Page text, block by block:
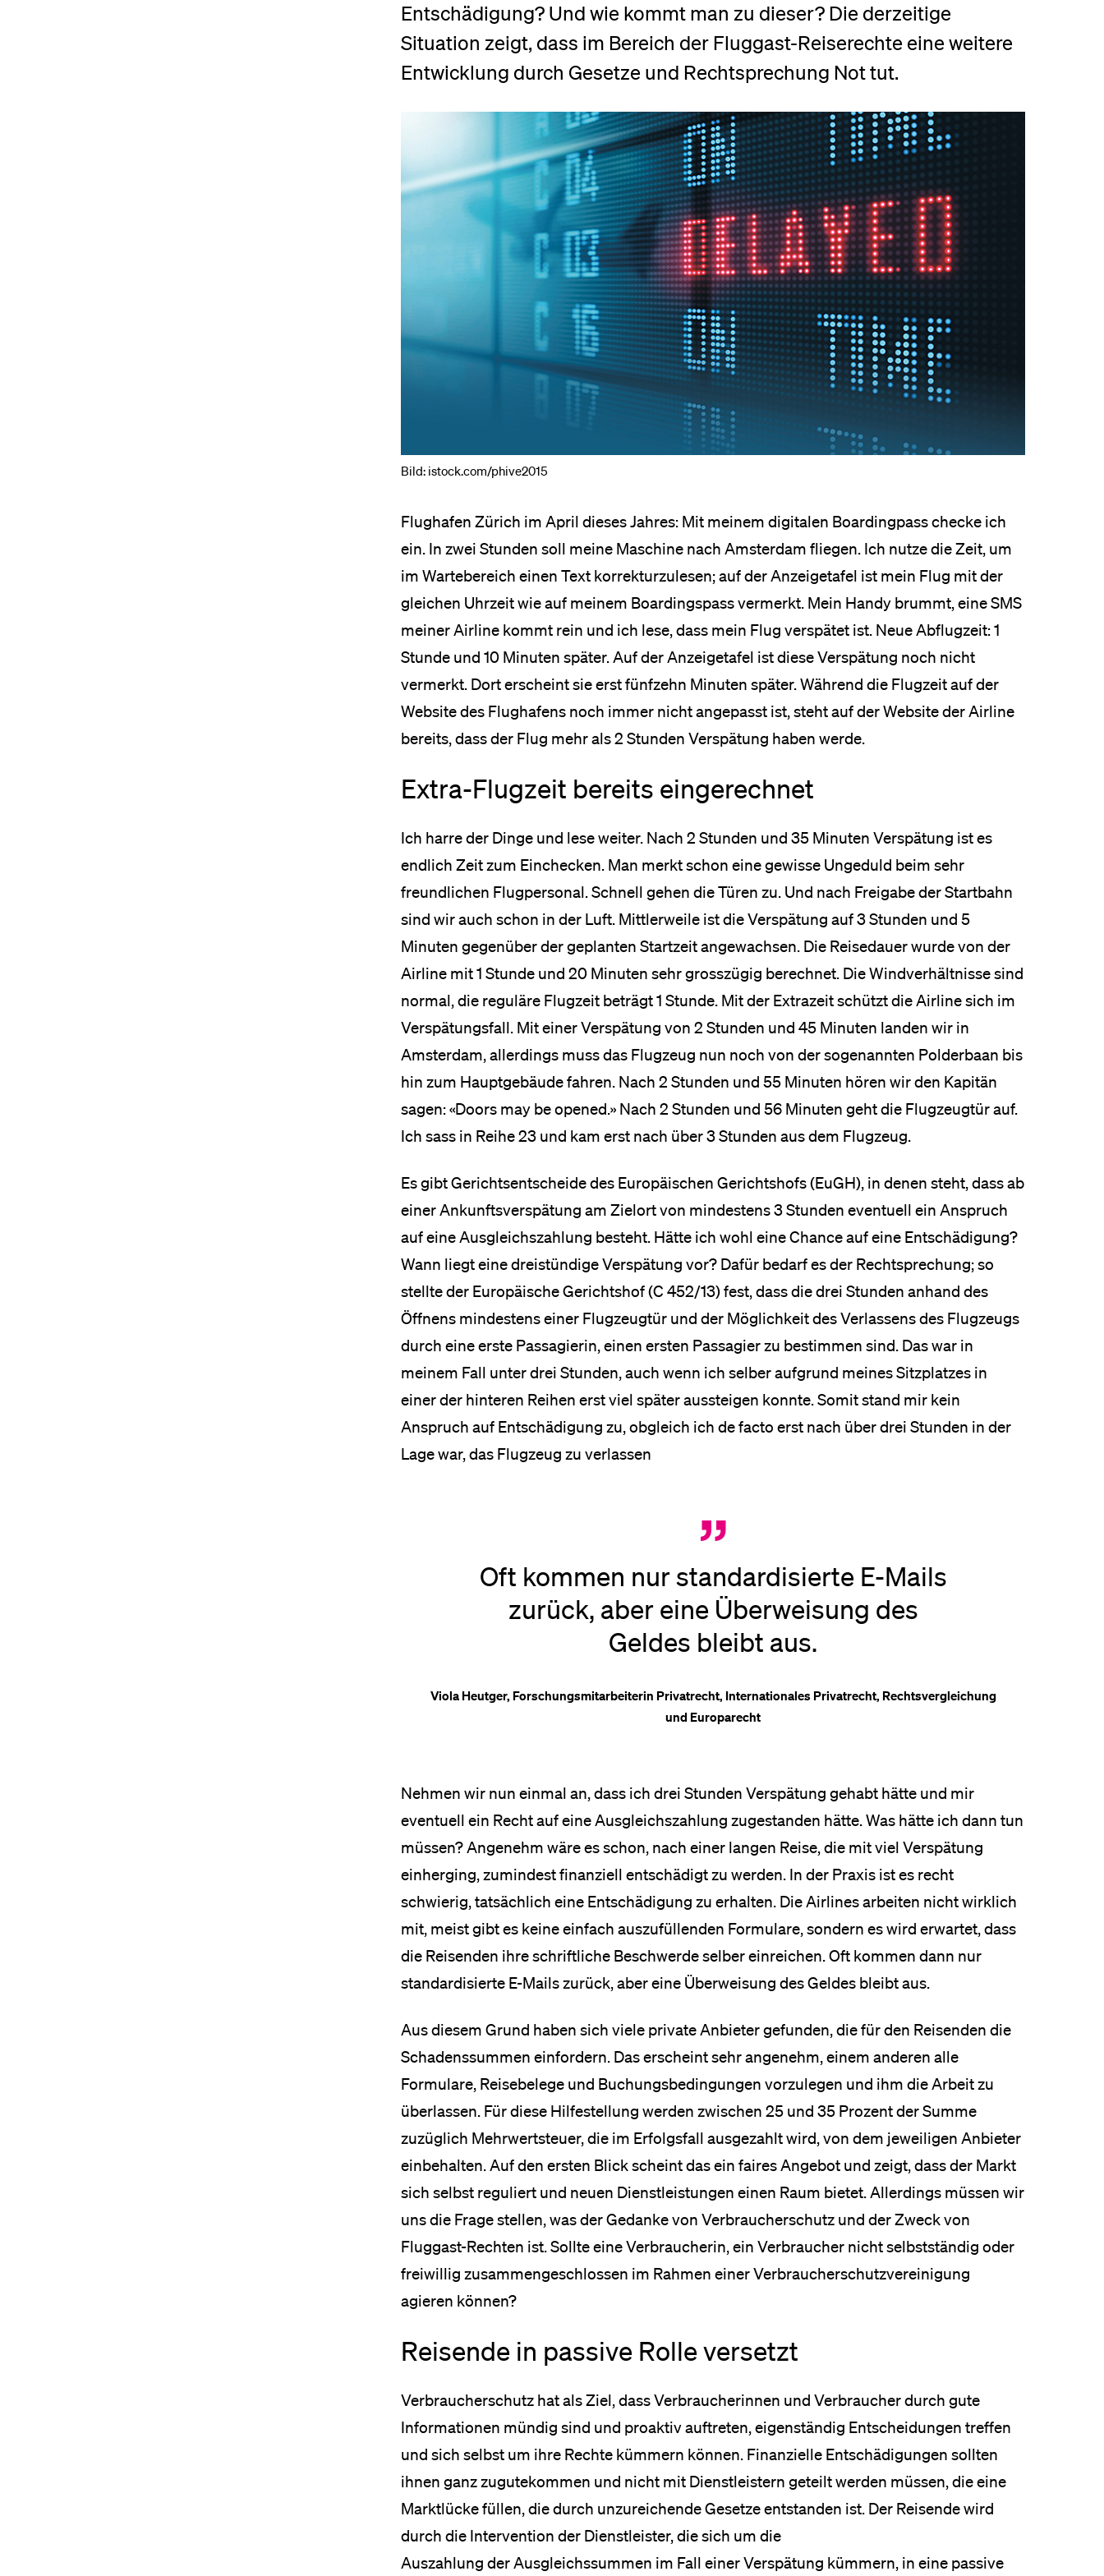
Entschädigung? Und wie kommt man zu dieser? Die derzeitige
Situation zeigt, dass im Bereich der Fluggast-Reiserechte eine weitere
Entwicklung durch Gesetze und Rechtsprechung Not tut.
Bild: istock.com/phive2015
Flughafen Zürich im April dieses Jahres: Mit meinem digitalen Boardingpass checke ich
ein. In zwei Stunden soll meine Maschine nach Amsterdam fliegen. Ich nutze die Zeit, um
im Wartebereich einen Text korrekturzulesen; auf der Anzeigetafel ist mein Flug mit der
gleichen Uhrzeit wie auf meinem Boardingspass vermerkt. Mein Handy brummt, eine SMS
meiner Airline kommt rein und ich lese, dass mein Flug verspätet ist. Neue Abflugzeit: 1
Stunde und 10 Minuten später. Auf der Anzeigetafel ist diese Verspätung noch nicht
vermerkt. Dort erscheint sie erst fünfzehn Minuten später. Während die Flugzeit auf der
Website des Flughafens noch immer nicht angepasst ist, steht auf der Website der Airline
bereits, dass der Flug mehr als 2 Stunden Verspätung haben werde.
Extra-Flugzeit bereits eingerechnet
Ich harre der Dinge und lese weiter. Nach 2 Stunden und 35 Minuten Verspätung ist es
endlich Zeit zum Einchecken. Man merkt schon eine gewisse Ungeduld beim sehr
freundlichen Flugpersonal. Schnell gehen die Türen zu. Und nach Freigabe der Startbahn
sind wir auch schon in der Luft. Mittlerweile ist die Verspätung auf 3 Stunden und 5
Minuten gegenüber der geplanten Startzeit angewachsen. Die Reisedauer wurde von der
Airline mit 1 Stunde und 20 Minuten sehr grosszügig berechnet. Die Windverhältnisse sind
normal, die reguläre Flugzeit beträgt 1 Stunde. Mit der Extrazeit schützt die Airline sich im
Verspätungsfall. Mit einer Verspätung von 2 Stunden und 45 Minuten landen wir in
Amsterdam, allerdings muss das Flugzeug nun noch von der sogenannten Polderbaan bis
hin zum Hauptgebäude fahren. Nach 2 Stunden und 55 Minuten hören wir den Kapitän
sagen: «Doors may be opened.» Nach 2 Stunden und 56 Minuten geht die Flugzeugtür auf.
Ich sass in Reihe 23 und kam erst nach über 3 Stunden aus dem Flugzeug.
Es gibt Gerichtsentscheide des Europäischen Gerichtshofs (EuGH), in denen steht, dass ab
einer Ankunftsverspätung am Zielort von mindestens 3 Stunden eventuell ein Anspruch
auf eine Ausgleichszahlung besteht. Hätte ich wohl eine Chance auf eine Entschädigung?
Wann liegt eine dreistündige Verspätung vor? Dafür bedarf es der Rechtsprechung; so
stellte der Europäische Gerichtshof (C 452/13) fest, dass die drei Stunden anhand des
Öffnens mindestens einer Flugzeugtür und der Möglichkeit des Verlassens des Flugzeugs
durch eine erste Passagierin, einen ersten Passagier zu bestimmen sind. Das war in
meinem Fall unter drei Stunden, auch wenn ich selber aufgrund meines Sitzplatzes in
einer der hinteren Reihen erst viel später aussteigen konnte. Somit stand mir kein
Anspruch auf Entschädigung zu, obgleich ich de facto erst nach über drei Stunden in der
Lage war, das Flugzeug zu verlassen
Oft kommen nur standardisierte E-Mails
zurück, aber eine Überweisung des
Geldes bleibt aus.
Viola Heutger, Forschungsmitarbeiterin Privatrecht, Internationales Privatrecht, Rechtsvergleichung
und Europarecht
Nehmen wir nun einmal an, dass ich drei Stunden Verspätung gehabt hätte und mir
eventuell ein Recht auf eine Ausgleichszahlung zugestanden hätte. Was hätte ich dann tun
müssen? Angenehm wäre es schon, nach einer langen Reise, die mit viel Verspätung
einherging, zumindest finanziell entschädigt zu werden. In der Praxis ist es recht
schwierig, tatsächlich eine Entschädigung zu erhalten. Die Airlines arbeiten nicht wirklich
mit, meist gibt es keine einfach auszufüllenden Formulare, sondern es wird erwartet, dass
die Reisenden ihre schriftliche Beschwerde selber einreichen. Oft kommen dann nur
standardisierte E-Mails zurück, aber eine Überweisung des Geldes bleibt aus.
Aus diesem Grund haben sich viele private Anbieter gefunden, die für den Reisenden die
Schadenssummen einfordern. Das erscheint sehr angenehm, einem anderen alle
Formulare, Reisebelege und Buchungsbedingungen vorzulegen und ihm die Arbeit zu
überlassen. Für diese Hilfestellung werden zwischen 25 und 35 Prozent der Summe
zuzüglich Mehrwertsteuer, die im Erfolgsfall ausgezahlt wird, von dem jeweiligen Anbieter
einbehalten. Auf den ersten Blick scheint das ein faires Angebot und zeigt, dass der Markt
sich selbst reguliert und neuen Dienstleistungen einen Raum bietet. Allerdings müssen wir
uns die Frage stellen, was der Gedanke von Verbraucherschutz und der Zweck von
Fluggast-Rechten ist. Sollte eine Verbraucherin, ein Verbraucher nicht selbstständig oder
freiwillig zusammengeschlossen im Rahmen einer Verbraucherschutzvereinigung
agieren können?
Reisende in passive Rolle versetzt
Verbraucherschutz hat als Ziel, dass Verbraucherinnen und Verbraucher durch gute
Informationen mündig sind und proaktiv auftreten, eigenständig Entscheidungen treffen
und sich selbst um ihre Rechte kümmern können. Finanzielle Entschädigungen sollten
ihnen ganz zugutekommen und nicht mit Dienstleistern geteilt werden müssen, die eine
Marktlücke füllen, die durch unzureichende Gesetze entstanden ist. Der Reisende wird
durch die Intervention der Dienstleister, die sich um die
Auszahlung der Ausgleichssummen im Fall einer Verspätung kümmern, in eine passive
Mitarbeitende
Alumni
Stellensuchende
Anmeldung und Zulassung